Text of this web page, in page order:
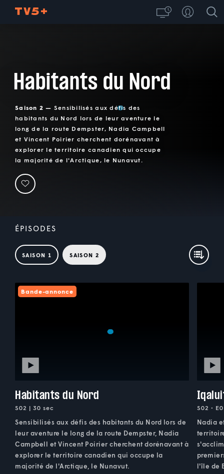
Habitants du Nord
Saison 2 — Sensibilisés aux défis des
habitants du Nord lors de leur aventure le
long de la route Dempster, Nadia Campbell
et Vincent Poirier cherchent dorénavant à
explorer le territoire canadien qui occupe
la majorité de l'Arctique, le Nunavut.
ÉPISODES
SAISON 1 SAISON 2
Bande-annonce
Habitants du Nord
S02 | 30 sec
Sensibilisés aux défis des habitants du Nord lors de
leur aventure le long de la route Dempster, Nadia
Campbell et Vincent Poirier cherchent dorénavant à
explorer le territoire canadien qui occupe la
majorité de l'Arctique, le Nunavut.
S02 •
Nadia
l'île de